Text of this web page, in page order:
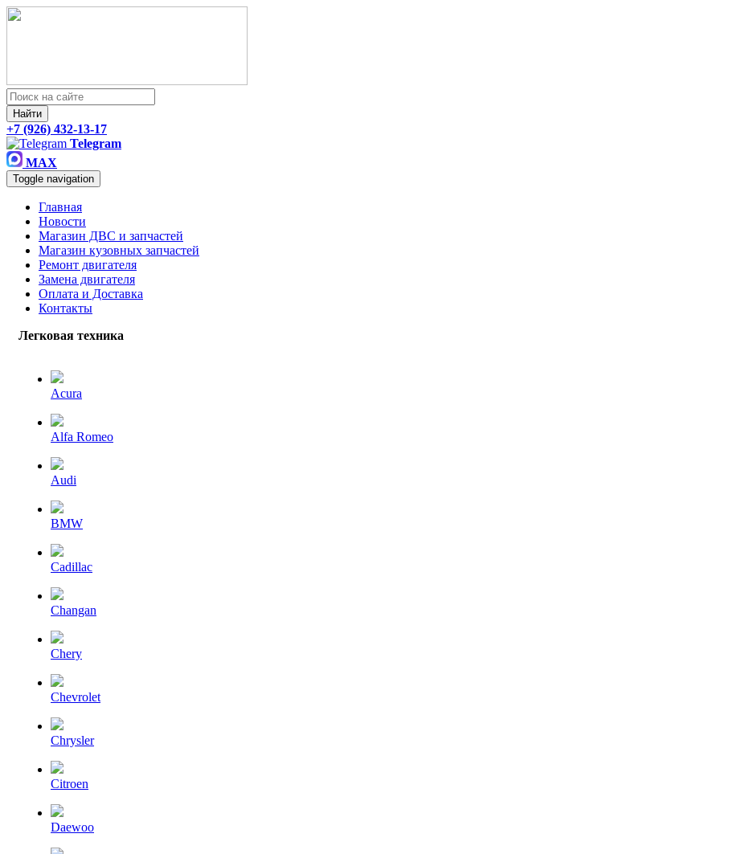
Найти
+7 (926) 432-13-17
Telegram
MAX
Toggle navigation
Главная
Новости
Магазин ДВС и запчастей
Магазин кузовных запчастей
Ремонт двигателя
Замена двигателя
Оплата и Доставка
Контакты
Легковая техника
Acura
Alfa Romeo
Audi
BMW
Cadillac
Changan
Chery
Chevrolet
Chrysler
Citroen
Daewoo